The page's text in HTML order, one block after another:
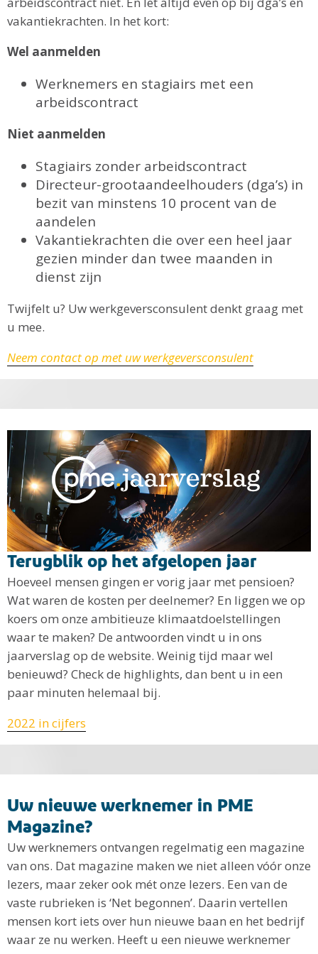
vakantiekrachten. In het kort:
Wel aanmelden
Werknemers en stagiairs met een
arbeidscontract
Niet aanmelden
Stagiairs zonder arbeidscontract
Directeur-grootaandeelhouders (dga’s) in
bezit van minstens 10 procent van de
aandelen
Vakantiekrachten die over een heel jaar
gezien minder dan twee maanden in
dienst zijn
Twijfelt u? Uw werkgeversconsulent denkt graag met
u mee.
Neem contact op met uw werkgeversconsulent
Terugblik op het afgelopen jaar
Hoeveel mensen gingen er vorig jaar met pensioen?
Wat waren de kosten per deelnemer? En liggen we op
koers om onze ambitieuze klimaatdoelstellingen
waar te maken? De antwoorden vindt u in ons
jaarverslag op de website. Weinig tijd maar wel
benieuwd? Check de highlights, dan bent u in een
paar minuten helemaal bij.
2022 in cijfers
Uw nieuwe werknemer in PME
Magazine?
Uw werknemers ontvangen regelmatig een magazine
van ons. Dat magazine maken we niet alleen vóór onze
lezers, maar zeker ook mét onze lezers. Een van de
vaste rubrieken is ‘Net begonnen’. Daarin vertellen
mensen kort iets over hun nieuwe baan en het bedrijf
waar ze nu werken. Heeft u een nieuwe werknemer